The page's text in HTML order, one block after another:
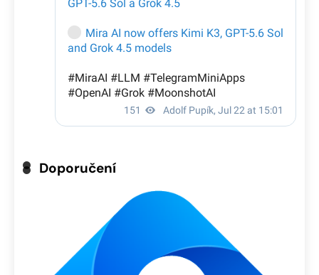
Doporučení